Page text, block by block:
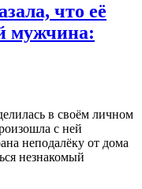
что её
мужчина:
в своём личном
с ней
неподалёку от дома
незнакомый